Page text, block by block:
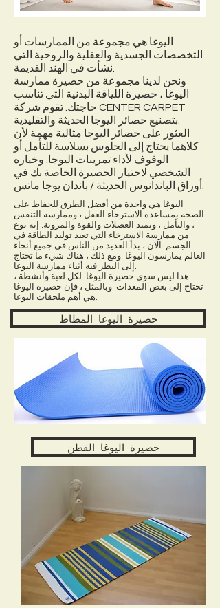
اليوغا هي مجموعة من الممارسات أو
التخصصات الجسدية والعقلية والروحية التي
ونحن لدينا مجموعة من حصيرة ممارسة
اليوغا ، حصيرة اللياقة البدنية التي تناسب
حاجتك. تقوم شركة CENTER CARPET
العثور على حصائر اليوجا مثالية مهمة لأن
كلاهما يحتاج إلى الجلوس بسلاسة للتأمل أو
الوقوف لأداء تمرينات اليوجا. وخياره
الشخصي لاختيار الحصيرة الخاصة بك في
اليوغا هي واحدة من أفضل الطرق للحفاظ على
الصحة بمساعدة الاسترخاء العقل ، وممارسة التنفس
، والتأمل ، وتمتد العضلات والقوة والمرونة. إنه نوع
من ممارسة الاسترخاء التي تعيد توليد الطاقة في
الجسم. الآن ، بدأ العديد من الناس في جميع أنحاء
العالم يمارسون اليوغا. ومع ذلك ، هناك شيء ما تحتاج
إلى النظر فيه أثناء ممارسة اليوغا.
هذا ليس سوى حصيرة اليوغا. لكل لعبة وأنشطة ،
تحتاج إلى بعض المعدات. وبالمثل ، فإن حصيرة اليوغا
هي أهم ملحقات اليوغا.
حصيرة اليوغا المطاط
حصيرة اليوغا القطن